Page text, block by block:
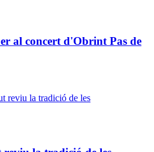
al concert d'Obrint Pas de